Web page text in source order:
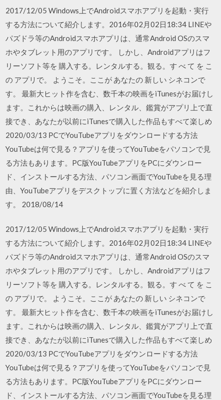
2017/12/05 Windows上でAndroidスマホアプリを起動・実行
する方法について紹介します。2016年02月02日18:34 LINEや
パズドラ等のAndroidスマホアプリは、通常Android OSのスマ
ホやタブレット用のアプリです。 しかし、Androidアプリはフ
リーソフト等を 購入する。レンタルする。観る。す べ て を こ
の アプリで。 ようこそ。ここが あなたの 新しい シネコンで
す。 最新大ヒット作を含む、数千本の映画をiTunesがお届けし
ます。これからは映画の購入、レンタル、鑑賞がアプリ上で直
接でき、あなたが以前にiTunesで購入した作品もすべて楽しめ
2020/03/13 PCでYouTubeアプリをダウンロードする方法
YouTubeは何で見る？アプリを使ってYouTubeをパソコンで見
る方法もあります。PC版YouTubeアプリをPCにダウンロー
ド、インストールする方法、パソコン画面でYouTubeを見る理
由、YouTubeアプリをデスクトップに置く方法などを紹介しま
す。 2018/08/14
2017/12/05 Windows上でAndroidスマホアプリを起動・実行
する方法について紹介します。2016年02月02日18:34 LINEや
パズドラ等のAndroidスマホアプリは、通常Android OSのスマ
ホやタブレット用のアプリです。 しかし、Androidアプリはフ
リーソフト等を 購入する。レンタルする。観る。す べ て を こ
の アプリで。 ようこそ。ここが あなたの 新しい シネコンで
す。 最新大ヒット作を含む、数千本の映画をiTunesがお届けし
ます。これからは映画の購入、レンタル、鑑賞がアプリ上で直
接でき、あなたが以前にiTunesで購入した作品もすべて楽しめ
2020/03/13 PCでYouTubeアプリをダウンロードする方法
YouTubeは何で見る？アプリを使ってYouTubeをパソコンで見
る方法もあります。PC版YouTubeアプリをPCにダウンロー
ド、インストールする方法、パソコン画面でYouTubeを見る理